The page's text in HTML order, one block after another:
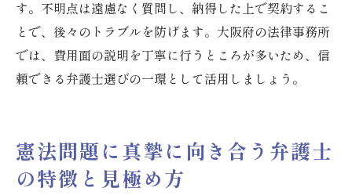
す。不明点は遠慮なく質問し、納得した上で契約するこ
とで、後々のトラブルを防げます。大阪府の法律事務所
では、費用面の説明を丁寧に行うところが多いため、信
頼できる弁護士選びの一環として活用しましょう。
憲法問題に真摯に向き合う弁護士
の特徴と見極め方